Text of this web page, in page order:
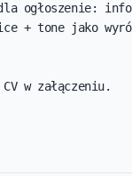
ogłoszenie:
+ tone jako
w załączeniu.